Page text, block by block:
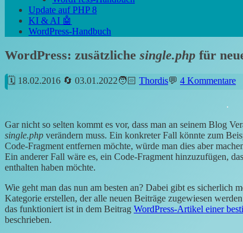
Update auf PHP 8
KI & AI 🤖
WordPress-Handbuch
WordPress: zusätzliche single.php für
18.02.2016 03.01.2022 Thordis 4 Kommentare
Gar nicht so selten kommt es vor, dass man an seinem Blog
single.php verändern muss. Ein konkreter Fall könnte zum
Code-Fragment entfernen möchte, würde man dies aber
Ein anderer Fall wäre es, ein Code-Fragment hinzuzufügen,
enthalten haben möchte.
Wie geht man das nun am besten an? Dabei gibt es sicherlich
Kategorie erstellen, der alle neuen Beiträge zugewiesen
das funktioniert ist in dem Beitrag WordPress-Artikel einer
beschrieben.